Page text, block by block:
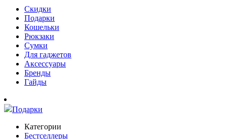
Скидки
Подарки
Кошельки
Рюкзаки
Сумки
Для гаджетов
Аксессуары
Бренды
Гайды
Подарки
Категории
Бестселлеры